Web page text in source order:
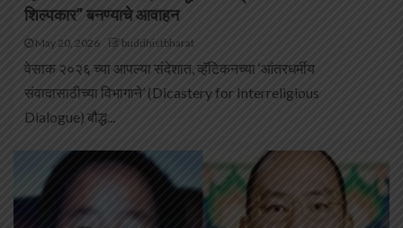
शिल्पकार” बनण्याचे आवाहन
May 20, 2026 buddhistbharat
वेसाक २०२६ च्या आपल्या संदेशात, व्हॅटिकनच्या ‘आंतरधर्मीय
संवादासाठीच्या विभागाने’ (Dicastery for Interreligious
Dialogue) बौद्ध...